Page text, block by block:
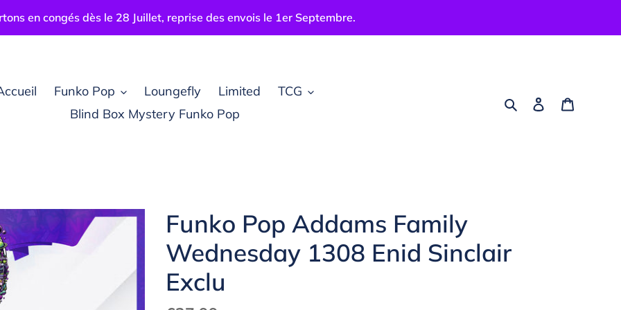
en congés dès le 28 Juillet, reprise des envois le 1er Septembre.
Funko Pop Loungefly Limited
TCG
Blind Box Mystery Funko Pop
RechercherSe connecter
Funko Pop Addams Family
Wednesday 1308 Enid Sinclair
Exclu